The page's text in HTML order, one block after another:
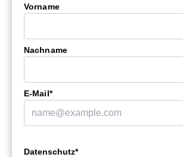
Vorname
Nachname
E-Mail*
Datenschutz*